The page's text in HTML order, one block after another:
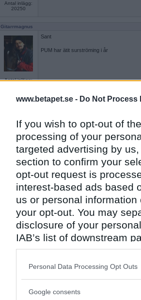
www.betapet.se - Do Not Process
If you wish to opt-out of
processing of your
targeted advertising by
section to confirm your
opt-out request is
interest-based ads based
us or personal
your opt-out. You may
disclosure of your
IAB’s list of downstream
also be disclosed by us
Downstream Participants
Please note that this
Personal Data Processing Opt Outs
Google consents
Antal inlägg:
20250
Gitarrmagnus
Antal inlägg:
Sant
PUM har ätit surströming i år
- Ej medlem längre
Antal inlägg:
3087
PUM är nykterist
Js-sillen
Falskt
PUM tycker om lakrits.
EbbaGreen
PUM blev genomsur i regnet idag.